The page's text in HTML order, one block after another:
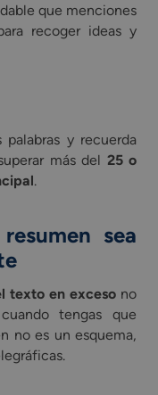
que menciones
recoger ideas y
y recuerda
más del 25 o
.
sea
texto en exceso no
tengas que
no es un esquema,